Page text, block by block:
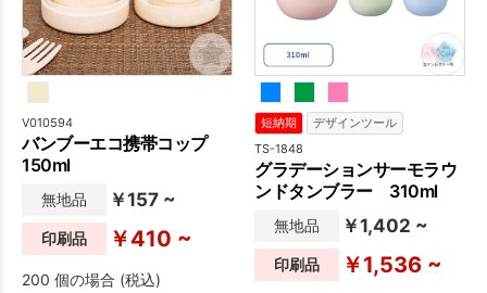
V010594
バンブーエコ携帯コップ
150ml
無地品 ￥157 ~
印刷品 ￥410 ~
200 個の場合 (税込)
短納期 デザインツール
TS-1848
グラデーションサーモラウ
ンドタンブラー 310ml
無地品 ￥1,402 ~
印刷品 ￥1,536 ~